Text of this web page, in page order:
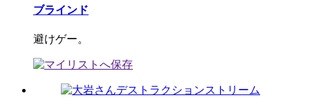
ブラインド
避けゲー。